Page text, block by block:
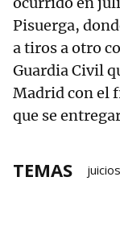
Pisuerga,
a tiros a otro
Guardia Civil
Madrid con el
que se
TEMAS juicios